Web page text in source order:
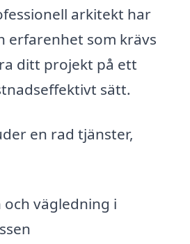
arkitekt har
erfarenhet som krävs
ditt projekt på ett
sätt.
en rad tjänster,
vägledning i